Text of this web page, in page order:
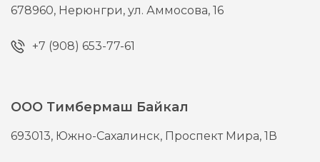
678960, Нерюнгри,ул. Аммосова, 16
+7 (908) 653-77-61
ООО Тимбермаш Байкал
693013, Южно-Сахалинск, Проспект Мира, 1В